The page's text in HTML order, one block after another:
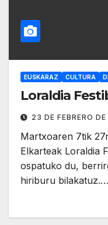
EUSKARAZ CULTURA
Loraldia
23 DE FEBRERO
Martxoaren 7tik
Elkarteak Loraldia
ospatuko du,
hiriburu bilakatuz.…